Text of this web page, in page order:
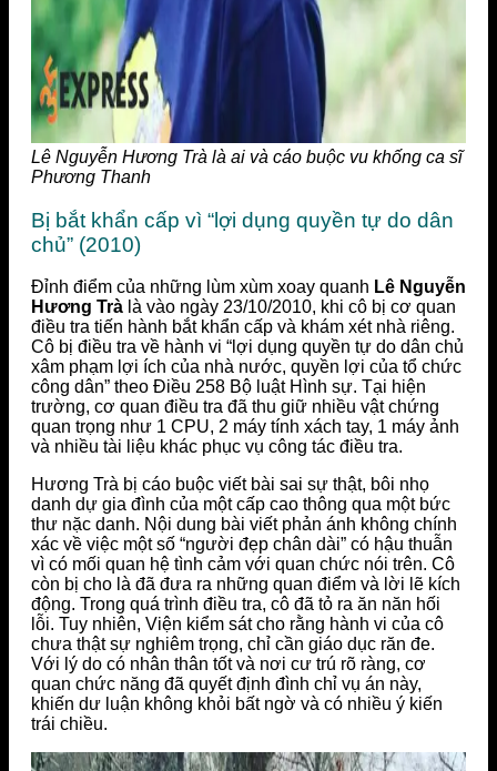
Lê Nguyễn Hương Trà là ai và cáo buộc vu khống ca sĩ
Phương Thanh
Bị bắt khẩn cấp vì “lợi dụng quyền tự do dân
chủ” (2010)
Đỉnh điểm của những lùm xùm xoay quanh Lê Nguyễn
Hương Trà là vào ngày 23/10/2010, khi cô bị cơ quan
điều tra tiến hành bắt khẩn cấp và khám xét nhà riêng.
Cô bị điều tra về hành vi “lợi dụng quyền tự do dân chủ
xâm phạm lợi ích của nhà nước, quyền lợi của tổ chức
công dân” theo Điều 258 Bộ luật Hình sự. Tại hiện
trường, cơ quan điều tra đã thu giữ nhiều vật chứng
quan trọng như 1 CPU, 2 máy tính xách tay, 1 máy ảnh
và nhiều tài liệu khác phục vụ công tác điều tra.
Hương Trà bị cáo buộc viết bài sai sự thật, bôi nhọ
danh dự gia đình của một cấp cao thông qua một bức
thư nặc danh. Nội dung bài viết phản ánh không chính
xác về việc một số “người đẹp chân dài” có hậu thuẫn
vì có mối quan hệ tình cảm với quan chức nói trên. Cô
còn bị cho là đã đưa ra những quan điểm và lời lẽ kích
động. Trong quá trình điều tra, cô đã tỏ ra ăn năn hối
lỗi. Tuy nhiên, Viện kiểm sát cho rằng hành vi của cô
chưa thật sự nghiêm trọng, chỉ cần giáo dục răn đe.
Với lý do có nhân thân tốt và nơi cư trú rõ ràng, cơ
quan chức năng đã quyết định đình chỉ vụ án này,
khiến dư luận không khỏi bất ngờ và có nhiều ý kiến
trái chiều.